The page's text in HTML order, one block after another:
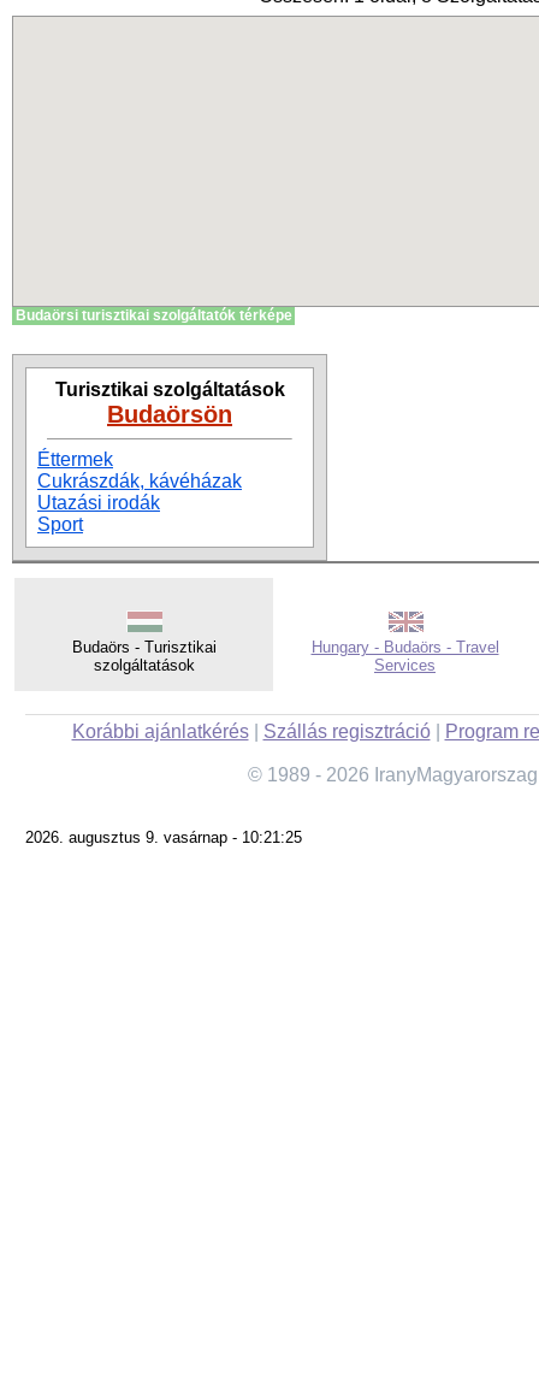
Budaörsi turisztikai szolgáltatók térképe
Turisztikai szolgáltatások
Budaörsön
Éttermek
Cukrászdák, kávéházak
Utazási irodák
Sport
Budaörs - Turisztikai
szolgáltatások
Hungary - Budaörs - Travel
Services
Korábbi ajánlatkérés| Szállás regisztráció| Program
© 1989 - 2026
2026. augusztus 9. vasárnap - 10:21:25